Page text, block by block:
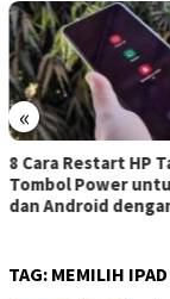
«
Restart HP
Power untuk
Android dengan
TAG: MEMILIH IPAD